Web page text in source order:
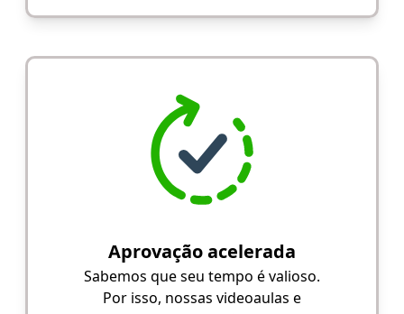
Aprovação acelerada
Sabemos que seu tempo é valioso.
Por isso, nossas videoaulas e